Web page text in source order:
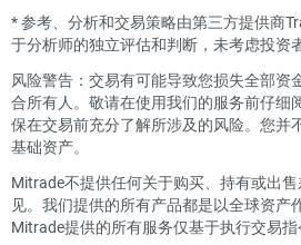
*参考、分析和交易策略由第三方提供商
于分析师的独立评估和判断，未考虑投资
风险警告：交易有可能导致您损失全部资
合所有人。敬请在使用我们的服务前仔细
保在交易前充分了解所涉及的风险。您并
基础资产。
Mitrade不提供任何关于购买、持有或出
见。我们提供的所有产品都是以全球资产
Mitrade提供的所有服务仅基于执行交易指